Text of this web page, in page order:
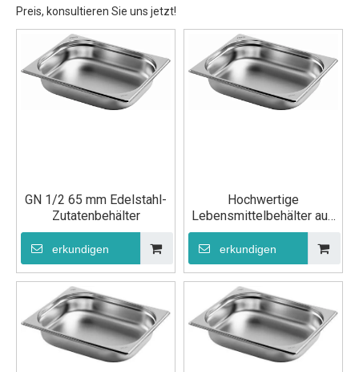
Preis, konsultieren Sie uns jetzt!
GN 1/2 65 mm Edelstahl-
Zutatenbehälter
erkundigen
Hochwertige
Lebensmittelbehälter aus
Edelstahl
erkundigen